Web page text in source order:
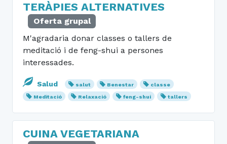
TERÀPIES ALTERNATIVES
Oferta grupal
M'agradaria donar classes o tallers de
meditació i de feng-shui a persones
interessades.
Salud salut Benestar
classe
Meditació
Relaxació feng-shui tallers
CUINA VEGETARIANA